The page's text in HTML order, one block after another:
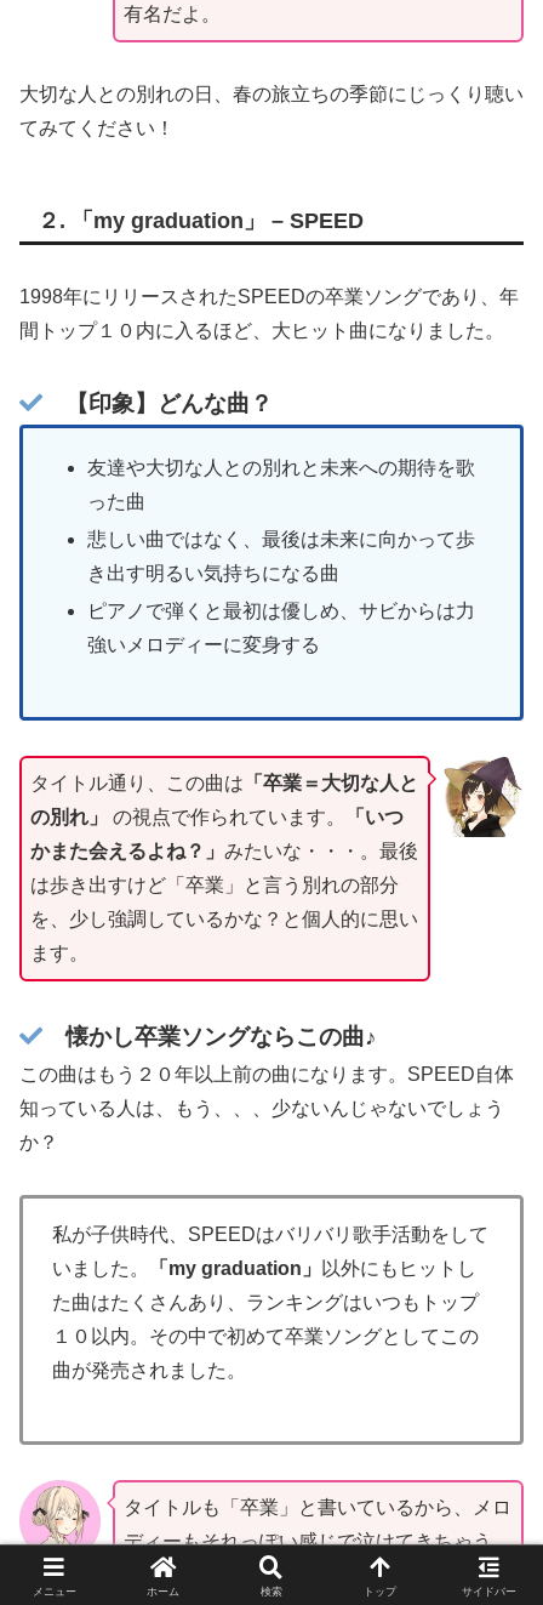
有名だよ。
大切な人との別れの日、春の旅立ちの季節にじっくり聴い
てみてください！
２. 「my graduation」 – SPEED
1998年にリリースされたSPEEDの卒業ソングであり、年
間トップ１０内に入るほど、大ヒット曲になりました。
【印象】どんな曲？
友達や大切な人との別れと未来への期待を歌
った曲
悲しい曲ではなく、最後は未来に向かって歩
き出す明るい気持ちになる曲
ピアノで弾くと最初は優しめ、サビからは力
強いメロディーに変身する
タイトル通り、この曲は 「卒業＝大切な人と
の別れ」
の視点で作られています。
「いつ
かまた会えるよね？」 みたいな・・・。最後
は歩き出すけど「卒業」と言う別れの部分
を、少し強調しているかな？と個人的に思い
ます。
懐かし卒業ソングならこの曲♪
この曲はもう２０年以上前の曲になります。SPEED自体
知っている人は、もう、、、少ないんじゃないでしょう
か？
私が子供時代、SPEEDはバリバリ歌手活動をして
いました。
「my graduation」
以外にもヒットし
た曲はたくさんあり、ランキングはいつもトップ
１０以内。その中で初めて卒業ソングとしてこの
曲が発売されました。
タイトルも「卒業」と書いているから、メロ
ディーもそれっぽい感じで泣けてきちゃう
曲。当時はSPEEDもかなり人気のあった
メニュー ホーム 検索 トップ サイドバー